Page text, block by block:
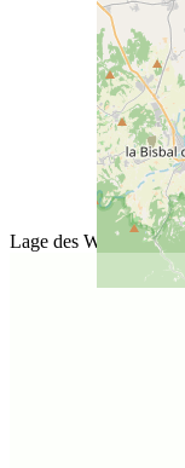
Lage des Weinguts